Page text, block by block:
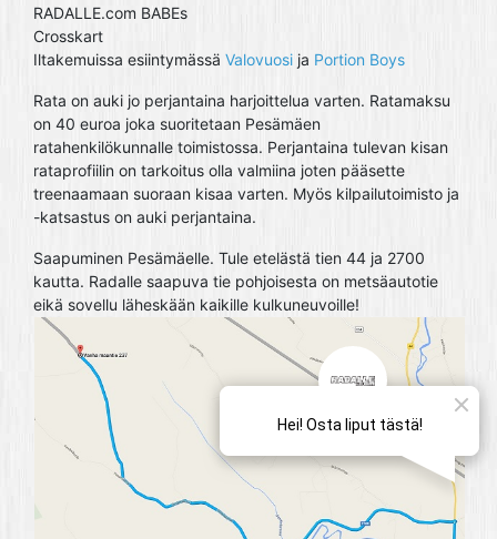
RADALLE.com BABEs
Crosskart
Iltakemuissa esiintymässä Valovuosi ja Portion Boys
Rata on auki jo perjantaina harjoittelua varten. Ratamaksu
on 40 euroa joka suoritetaan Pesämäen
ratahenkilökunnalle toimistossa. Perjantaina tulevan kisan
rataprofiilin on tarkoitus olla valmiina joten pääsette
treenaamaan suoraan kisaa varten. Myös kilpailutoimisto ja
-katsastus on auki perjantaina.
Saapuminen Pesämäelle. Tule etelästä tien 44 ja 2700
kautta. Radalle saapuva tie pohjoisesta on metsäautotie
eikä sovellu läheskään kaikille kulkuneuvoille!